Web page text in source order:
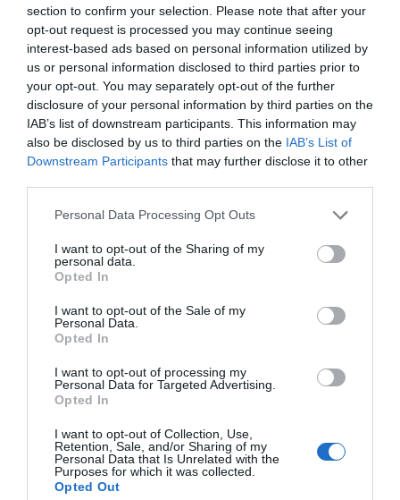
section to confirm your selection. Please note that after your
opt-out request is processed you may continue seeing
interest-based ads based on personal information utilized by
us or personal information disclosed to third parties prior to
your opt-out. You may separately opt-out of the further
disclosure of your personal information by third parties on the
IAB’s list of downstream participants. This information may
also be disclosed by us to third parties on the IAB’s List of
Downstream Participants that may further disclose it to other
Personal Data Processing Opt Outs
I want to opt-out of the Sharing of my
personal data.
Opted In
I want to opt-out of the Sale of my
Personal Data.
Opted In
I want to opt-out of processing my
Personal Data for Targeted Advertising.
Opted In
I want to opt-out of Collection, Use,
Retention, Sale, and/or Sharing of my
Personal Data that Is Unrelated with the
Purposes for which it was collected.
Opted Out
directora executiva d’Affirma Biotech,Maribel
Bergés , és la quarta dona més rellevant de
l’ecosistema emprenedor català, en materialitzar
la idea de desenvolupar nous fàrmacs
immunoestimuladors pel tractament d’infeccions
greus i el càncer. La seu de l’empresa, fundada el
2020, es troba al Recinte Modernista de Sant Pau,
i compta amb una emprenedora i enginyera
química al capdavant que gaudeix d’una extensa
Les dones darrere
d'Incapto i Poseidona
acaricien l'èxit
emprenedor